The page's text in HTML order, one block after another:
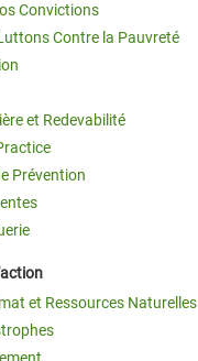
Convictions
Contre la Pauvreté
et Redevabilité
Prévention
et Ressources Naturelles